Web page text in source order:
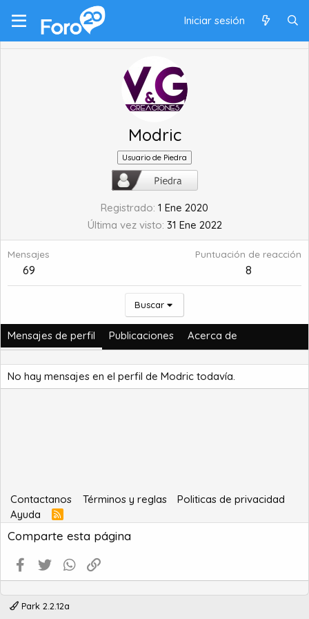
Iniciar sesión
Modric
Usuario de Piedra
Registrado 1 Ene 2020
Última vez visto 31 Ene 2022
Mensajes
69
Puntuación de reacción
8
Buscar
Mensajes de perfil Publicaciones Acerca de
No hay mensajes en el perfil de Modric todavía.
Contactanos Términos y reglas
Politicas de privacidad
Ayuda
R
S
S
Comparte esta página
Facebook
Twitter WhatsApp
Park 2.2.12a